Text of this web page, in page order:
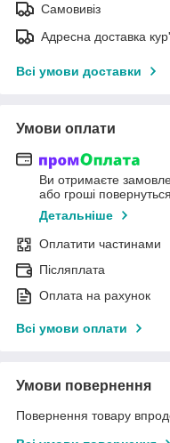
Самовивіз
Адресна доставка
Всі умови доставки
Умови оплати
Ви отримаєте
або гроші
Детальніше
Оплатити частинами
Післяплата
Оплата на рахунок
Всі умови оплати
Умови повернення
Повернення товару